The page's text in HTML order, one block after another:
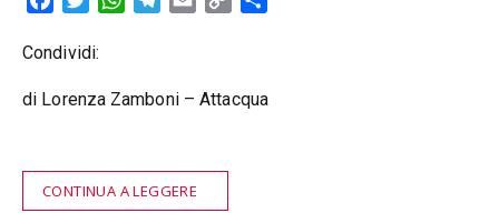
Condividi:
di Lorenza Zamboni – Attacqua
CONTINUA A LEGGERE